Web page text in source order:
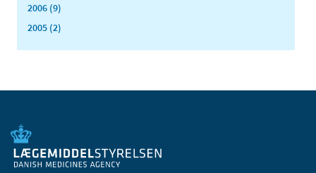
2006 (9)
2005 (2)